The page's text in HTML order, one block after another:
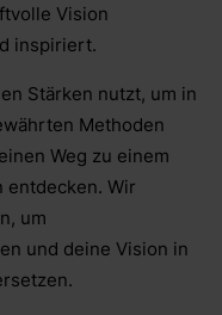
Vision
inspiriert.
Stärken nutzt, um in
Methoden
Weg zu einem
entdecken. Wir
um
und deine Vision in